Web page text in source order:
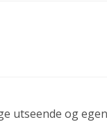
utseende og